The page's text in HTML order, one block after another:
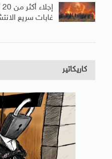
غابات سريع
كاريكاتير